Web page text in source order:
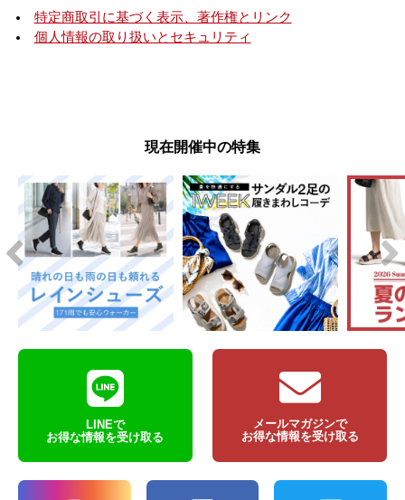
特定商取引に基づく表示、著作権とリンク
個人情報の取り扱いとセキュリティ
現在開催中の特集
LINEで
お得な情報を受け取る
メールマガジンで
お得な情報を受け取る